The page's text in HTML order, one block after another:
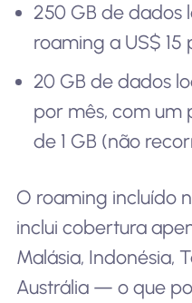
250 GB de dados
roaming a US$ 15
20 GB de dados
por mês, com um
de 1 GB (não
O roaming incluído
inclui cobertura
Malásia, Indonésia,
Austrália — o que